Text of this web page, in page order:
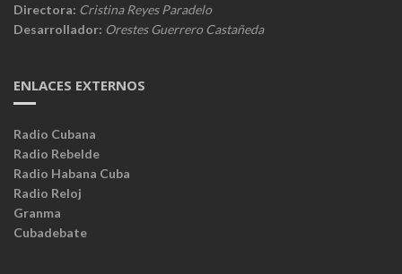
Directora: Cristina Reyes Paradelo
Desarrollador: Orestes Guerrero Castañeda
ENLACES EXTERNOS
Radio Cubana
Radio Rebelde
Radio Habana Cuba
Radio Reloj
Granma
Cubadebate